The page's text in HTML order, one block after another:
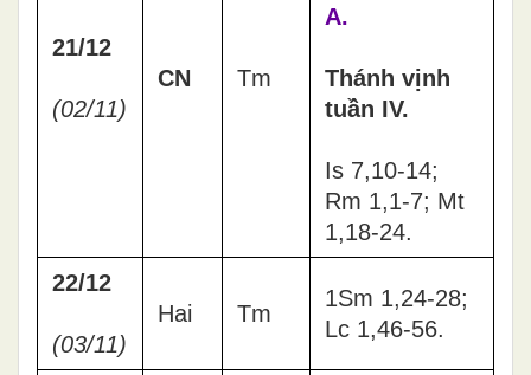
21/12
(02/11)
CN Tm
A.
Thánh vịnh
tuần IV.
Is 7,10-14;
Rm 1,1-7; Mt
1,18-24.
22/12
(03/11)
Hai Tm
1Sm 1,24-28;
Lc 1,46-56.